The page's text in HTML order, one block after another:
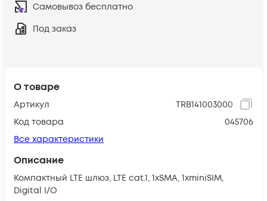
О товаре
Артикул
TRB141003000
Код товара
045706
Все характеристики
Описание
Компактный LTE шлюз, LTE cat.1, 1xSMA, 1xminiSIM,
Digital I/O
Самовывоз бесплатно
Под заказ